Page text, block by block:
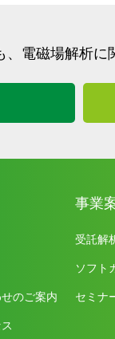
電磁場解析に
のご案内
事業
受託解
ソフト
セミナ